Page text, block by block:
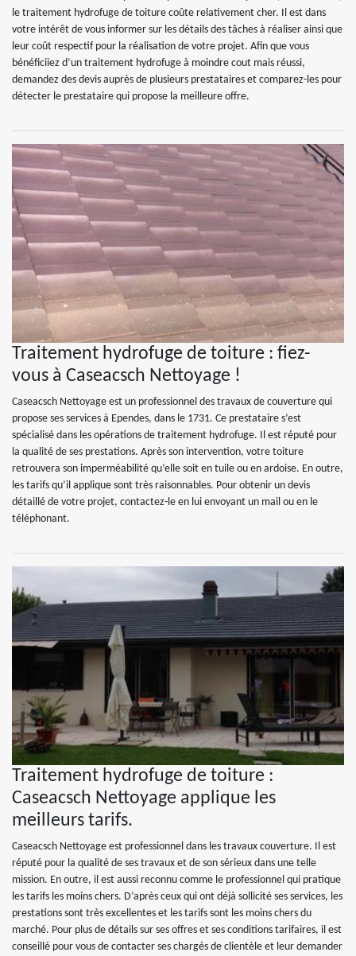
le traitement hydrofuge de toiture coûte relativement cher. Il est dans
votre intérêt de vous informer sur les détails des tâches à réaliser ainsi que
leur coût respectif pour la réalisation de votre projet. Afin que vous
bénéficiiez d’un traitement hydrofuge à moindre cout mais réussi,
demandez des devis auprès de plusieurs prestataires et comparez-les pour
détecter le prestataire qui propose la meilleure offre.
Traitement hydrofuge de toiture : fiez-
vous à Caseacsch Nettoyage !
Caseacsch Nettoyage est un professionnel des travaux de couverture qui
propose ses services à Ependes, dans le 1731. Ce prestataire s’est
spécialisé dans les opérations de traitement hydrofuge. Il est réputé pour
la qualité de ses prestations. Après son intervention, votre toiture
retrouvera son imperméabilité qu’elle soit en tuile ou en ardoise. En outre,
les tarifs qu’il applique sont très raisonnables. Pour obtenir un devis
détaillé de votre projet, contactez-le en lui envoyant un mail ou en le
téléphonant.
Traitement hydrofuge de toiture :
Caseacsch Nettoyage applique les
meilleurs tarifs.
Caseacsch Nettoyage est professionnel dans les travaux couverture. Il est
réputé pour la qualité de ses travaux et de son sérieux dans une telle
mission. En outre, il est aussi reconnu comme le professionnel qui pratique
les tarifs les moins chers. D’après ceux qui ont déjà sollicité ses services, les
prestations sont très excellentes et les tarifs sont les moins chers du
marché. Pour plus de détails sur ses offres et ses conditions tarifaires, il est
conseillé pour vous de contacter ses chargés de clientèle et leur demander